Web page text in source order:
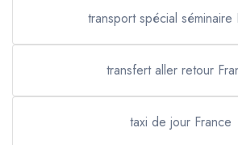
transport spécial séminaire
transfert aller retour
taxi de jour France